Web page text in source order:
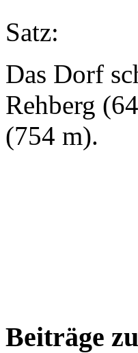
Satz:
Das Dorf
Rehberg
(754 m).
Beiträge